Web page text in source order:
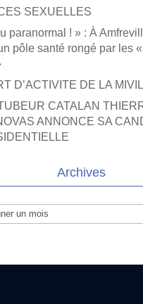
SEXUELLES
paranormal ! » : À
pôle santé rongé par les
D’ACTIVITE DE LA
CATALAN
ANNONCE SA
Archives